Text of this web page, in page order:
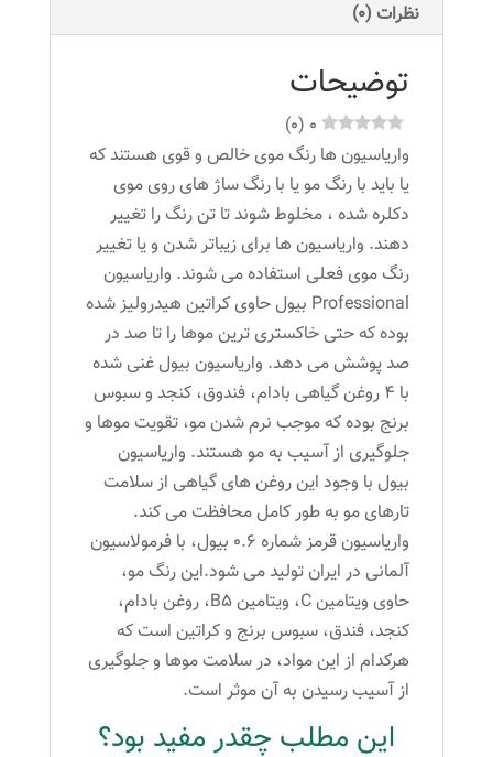
نظرات (0)
توضیحات
0
(
0
)
واریاسیون ها رنگ موی خالص و قوی هستند که
یا باید با رنگ مو یا با رنگ ساژ های روی موی
دکلره شده ، مخلوط شوند تا تن رنگ را تغییر
دهند. واریاسیون ها برای زیباتر شدن و یا تغییر
رنگ موی فعلی استفاده می شوند. واریاسیون
Professional بیول حاوی کراتین هیدرولیز شده
بوده که حتی خاکستری ترین موها را تا صد در
صد پوشش می دهد. واریاسیون بیول غنی شده
با 4 روغن گیاهی بادام، فندوق، کنجد و سبوس
برنج بوده که موجب نرم شدن مو، تقویت موها و
جلوگیری از آسیب به مو هستند. واریاسیون
بیول با وجود این روغن های گیاهی از سلامت
تارهای مو به طور کامل محافظت می کند.
واریاسیون قرمز شماره 0.6 بیول، با فرمولاسیون
آلمانی در ایران تولید می شود.این رنگ مو،
حاوی ویتامین C، ویتامین B5، روغن بادام،
کنجد، فندق، سبوس برنج و کراتین است که
هرکدام از این مواد، در سلامت موها و جلوگیری
از آسیب رسیدن به آن موثر است.
این مطلب چقدر مفید بود؟